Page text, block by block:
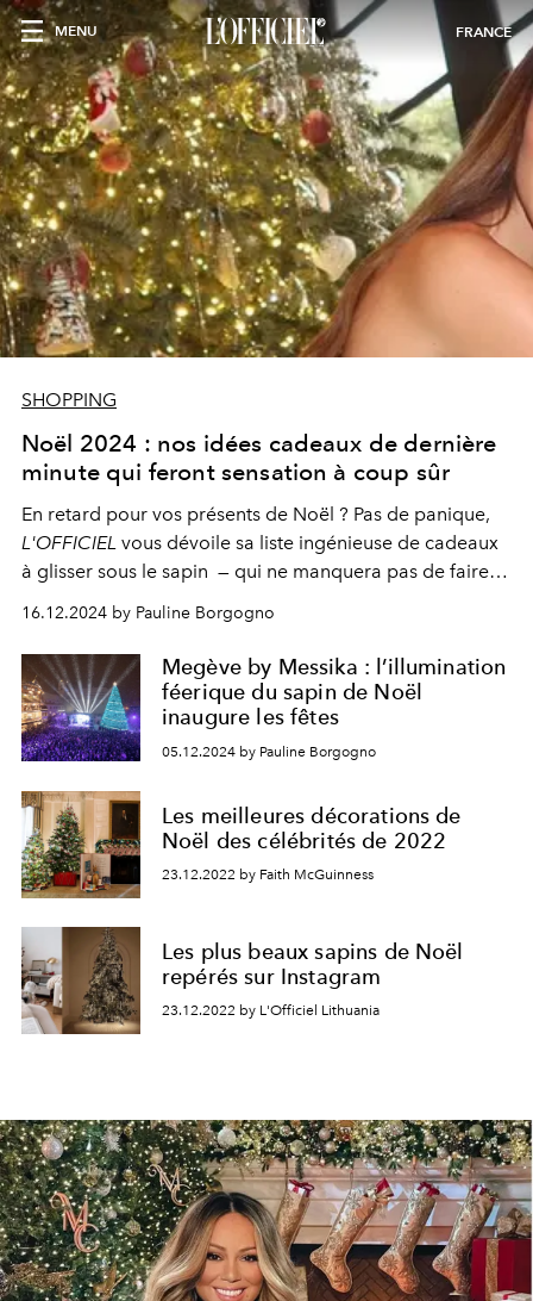
MENU FRANCE
SHOPPING
Noël 2024 : nos idées cadeaux de dernière
minute qui feront sensation à coup sûr
En retard pour vos présents de Noël ? Pas de panique,
L'OFFICIEL vous dévoile sa liste ingénieuse de cadeaux
à glisser sous le sapin — qui ne manquera pas de faire
plaisir à vos proches.
16.12.2024 by Pauline Borgogno
Megève by Messika : l’illumination
féerique du sapin de Noël
inaugure les fêtes
05.12.2024 by Pauline Borgogno
Les meilleures décorations de
Noël des célébrités de 2022
23.12.2022 by Faith McGuinness
Les plus beaux sapins de Noël
repérés sur Instagram
23.12.2022 by L'Officiel Lithuania